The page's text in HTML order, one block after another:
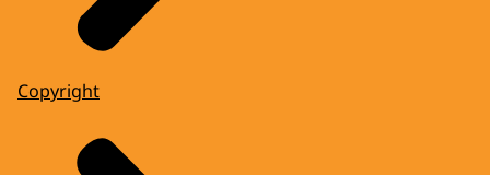
Copyright